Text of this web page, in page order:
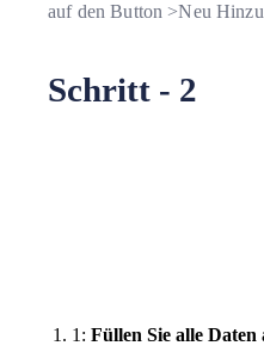
auf den Button >Neu
Schritt - 2
1: Füllen Sie alle Daten